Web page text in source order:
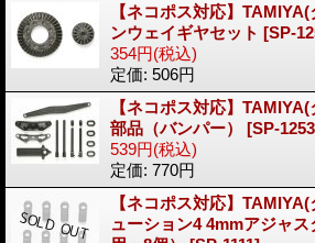
【ネコポス対応】
ンウェイギヤセット [SP-
354円(税込)
定価: 506円
【ネコポス対応】
部品（バンパー） [SP-
539円(税込)
定価: 770円
【ネコポス対応】
ューション4 4mmアジャ